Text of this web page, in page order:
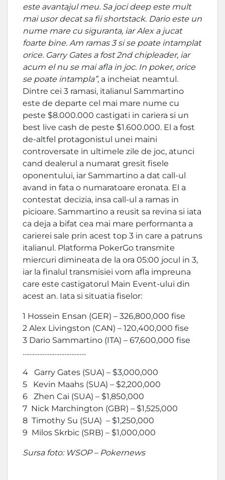
este avantajul meu. Sa joci deep este mult
mai usor decat sa fii shortstack. Dario este un
nume mare cu siguranta, iar Alex a jucat
foarte bine. Am ramas 3 si se poate intamplat
orice. Garry Gates a fost 2nd chipleader, iar
acum el nu se mai afla in joc. In poker, orice
se poate intampla”, a incheiat neamtul.
Dintre cei 3 ramasi, italianul Sammartino
este de departe cel mai mare nume cu
peste $8.000.000 castigati in cariera si un
best live cash de peste $1.600.000. El a fost
de-altfel protagonistul unei maini
controversate in ultimele zile de joc, atunci
cand dealerul a numarat gresit fisele
oponentului, iar Sammartino a dat call-ul
avand in fata o numaratoare eronata. El a
contestat decizia, insa call-ul a ramas in
picioare. Sammartino a reusit sa revina si iata
ca deja a bifat cea mai mare performanta a
carierei sale prin acest top 3 in care a patruns
italianul. Platforma PokerGo transmite
miercuri dimineata de la ora 05:00 jocul in 3,
iar la finalul transmisiei vom afla impreuna
care este castigatorul Main Event-ului din
acest an. Iata si situatia fiselor:
1 Hossein Ensan (GER) – 326,800,000 fise
2 Alex Livingston (CAN) – 120,400,000 fise
3 Dario Sammartino (ITA) – 67,600,000 fise
………………………………..
4 Garry Gates (SUA) – $3,000,000
5 Kevin Maahs (SUA) – $2,200,000
6 Zhen Cai (SUA) – $1,850,000
7 Nick Marchington (GBR) – $1,525,000
8 Timothy Su (SUA) – $1,250,000
9 Milos Skrbic (SRB) – $1,000,000
Sursa foto: WSOP – Pokernews